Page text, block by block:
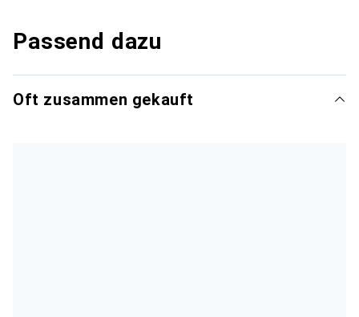
Passend dazu
Oft zusammen gekauft